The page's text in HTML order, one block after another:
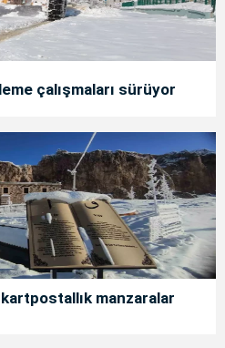
çalışmaları sürüyor
manzaralar